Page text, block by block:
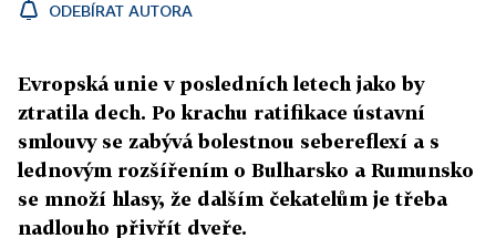
ODEBÍRAT AUTORA
Evropská unie v posledních letech jako by
ztratila dech. Po krachu ratifikace ústavní
smlouvy se zabývá bolestnou sebereflexí a s
lednovým rozšířením o Bulharsko a Rumunsko
se množí hlasy, že dalším čekatelům je třeba
nadlouho přivřít dveře.